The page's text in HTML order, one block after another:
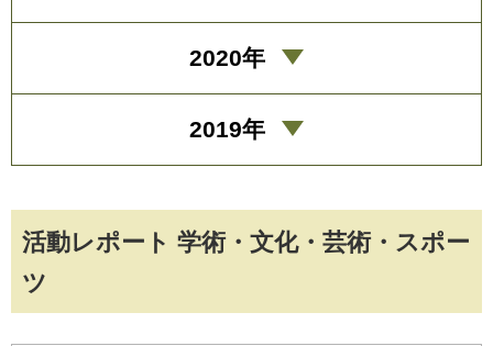
活動レポート 学術・文化・芸術・スポー
ツ
2020年
2019年